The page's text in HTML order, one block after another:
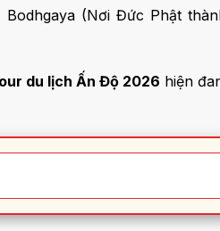
(Nơi Đức Phật
du lịch Ấn Độ 2026 hiện